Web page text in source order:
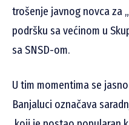
trošenje javnog novca za
podršku sa većinom u
sa SNSD-om.
U tim momentima se
Banjaluci označava